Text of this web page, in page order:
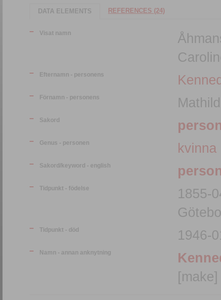
DATA ELEMENTS REFERENCES (24)
Visat namn
Efternamn - personens
Förnamn - personens
Sakord
Genus - personen kvinna
Sakord/keyword - english
Tidpunkt - födelse
1855-
Tidpunkt - död 1946-
Namn - annan anknytning
[make]